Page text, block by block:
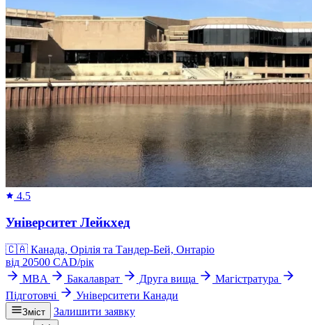
4.5
Університет Лейкхед
🇨🇦 Канада, Орілія та Тандер-Бей, Онтаріо
від 20500 CAD/рік
MBA
Бакалаврат Друга вища
Магістратура
Підготовчі
Університети Канади
Зміст
Залишити заявку